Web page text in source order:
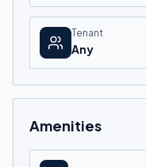
Tenant
Any
Amenities